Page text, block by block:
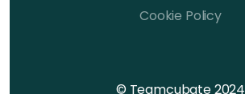
© Teamcubate 2024
Cookie Policy